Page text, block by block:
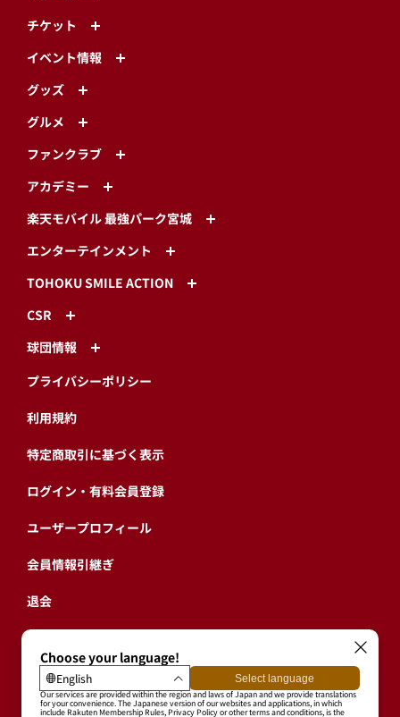
チケット
イベント情報
グッズ
グルメ
ファンクラブ
アカデミー
楽天モバイル 最強パーク宮城
エンターテインメント
TOHOKU SMILE ACTION
CSR
球団情報
プライバシーポリシー
利用規約
特定商取引に基づく表示
ログイン・有料会員登録
ユーザープロフィール
会員情報引継ぎ
退会
東北楽天ゴールデンイーグルス公式サイト
Copyright © RAKUTEN BASEBALL, INC. All Rights Reserved.